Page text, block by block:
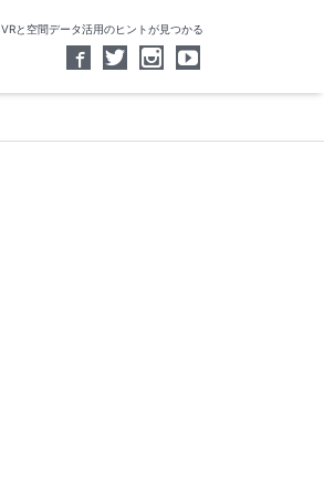
VRと空間データ活用のヒントが見つかる